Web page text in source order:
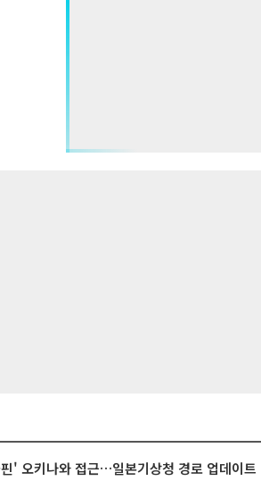
' 오키나와 접근…일본기상청 경로 업데이트